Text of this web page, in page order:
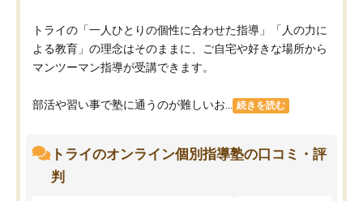
トライの「一人ひとりの個性に合わせた指導」「人の力に
よる教育」の理念はそのままに、ご自宅や好きな場所から
マンツーマン指導が受講できます。
部活や習い事で塾に通うのが難しいお... 続きを読む
トライのオンライン個別指導塾の口コミ・評
判